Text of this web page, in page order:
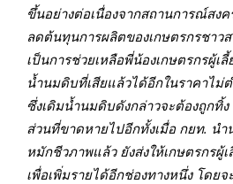
ขึ้นอย่างต่อเนื่องจากสถานการณ์สงค
ลดต้นทุนการผลิตของเกษตรกรชาว
เป็นการช่วยเหลือพี่น้องเกษตรกรผู้เ
น้ำนมดิบที่เสียแล้วได้อีกในราคาไม่
ซึ่งเดิมน้ำนมดิบดังกล่าวจะต้องถูกทิ้ง
ส่วนที่ขาดหายไปอีกทั้งเมื่อกยท. นำ
หมักชีวภาพแล้ว ยังส่งให้เกษตรกรผู้
เพื่อเพิ่มรายได้อีกช่องทางหนึ่ง โดย